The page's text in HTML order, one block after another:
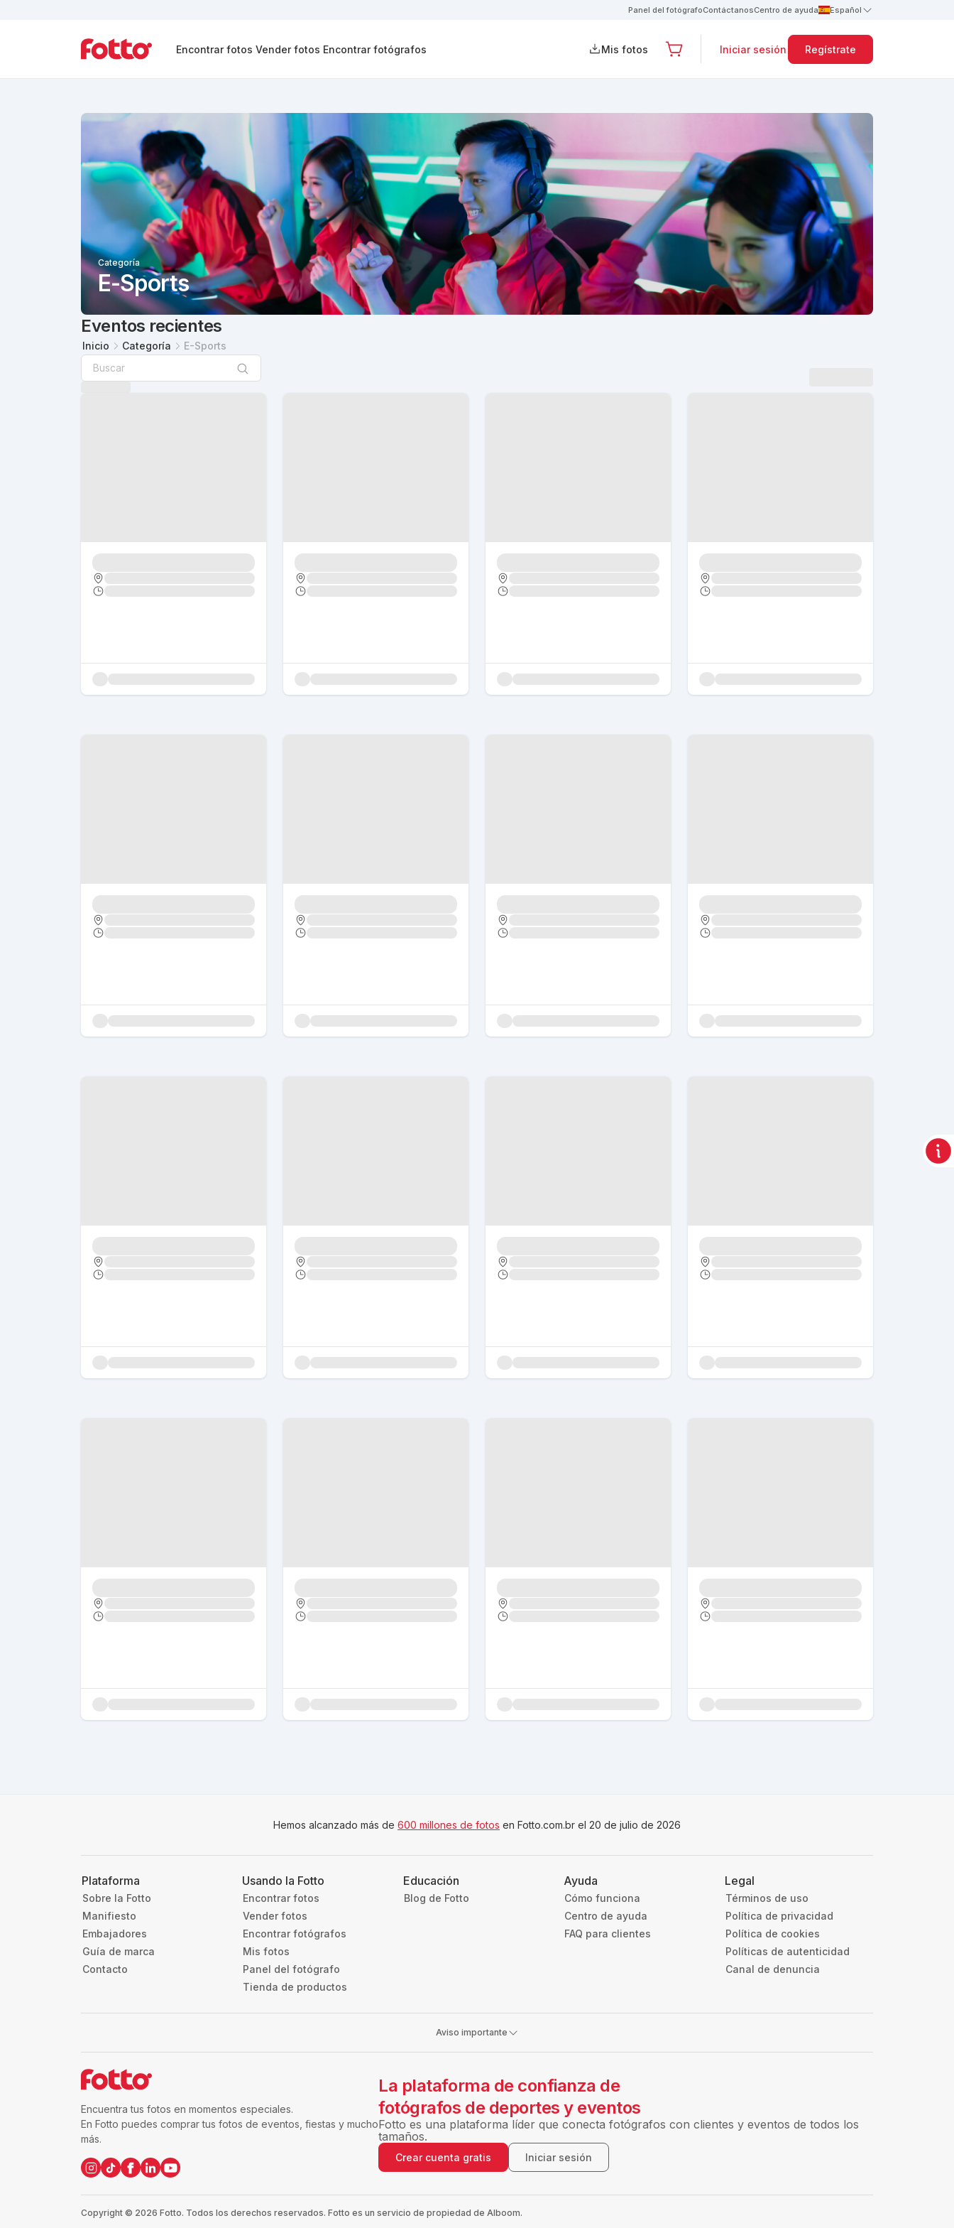
Panel del fotógrafoContáctanosCentro de ayuda Español
Encontrar fotos Vender fotos Encontrar fotógrafos Mis fotos Iniciar sesión Regístrate
Categoría
E-Sports
Eventos recientes
Inicio Categoría E-Sports
Hemos alcanzado más de 600 millones de fotos en Fotto.com.br el 20 de julio de 2026
Plataforma
Sobre la Fotto
Manifiesto
Embajadores
Guía de marca
Contacto
Usando la Fotto
Encontrar fotos
Vender fotos
Encontrar fotógrafos
Mis fotos
Panel del fotógrafo
Tienda de productos
Educación
Blog de Fotto
Ayuda
Cómo funciona
Centro de ayuda
FAQ para clientes
Legal
Términos de uso
Política de privacidad
Política de cookies
Políticas de autenticidad
Canal de denuncia
Aviso importante
Encuentra tus fotos en momentos especiales.
En Fotto puedes comprar tus fotos de eventos, fiestas y mucho
más.
La plataforma de confianza de
fotógrafos de deportes y eventos
Fotto es una plataforma líder que conecta fotógrafos con clientes y eventos de todos los
tamaños.
Crear cuenta gratis Iniciar sesión
Copyright © 2026 Fotto. Todos los derechos reservados. Fotto es un servicio de propiedad de Alboom.